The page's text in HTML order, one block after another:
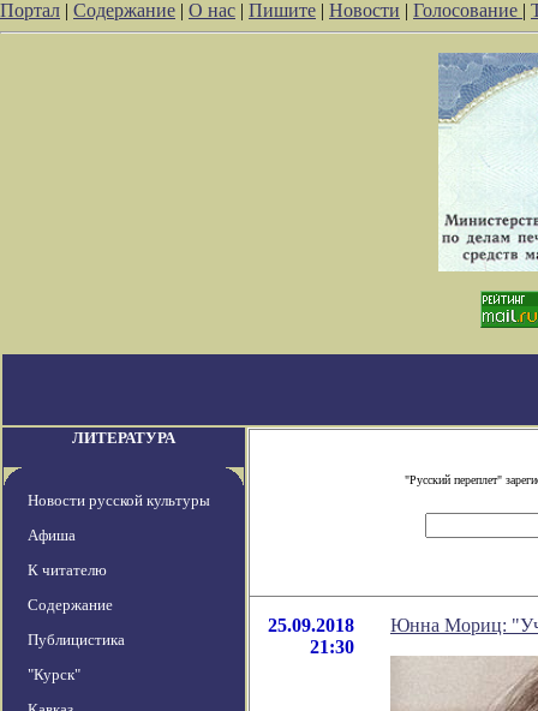
Портал | Содержание | О нас | Пишите | Новости | Голосование |
ЛИТЕРАТУРА
Новости русской культуры
Афиша
К читателю
Содержание
Публицистика
"Курск"
"Русский переплет"
25.09.2018
21:30
Юнна Мориц: